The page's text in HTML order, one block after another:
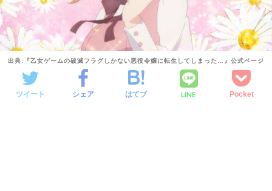
出典:『乙女ゲームの破滅フラグしかない悪役令嬢に転生してしまった…』公式ページ
ツイート シェア はてブ LINE Pocket